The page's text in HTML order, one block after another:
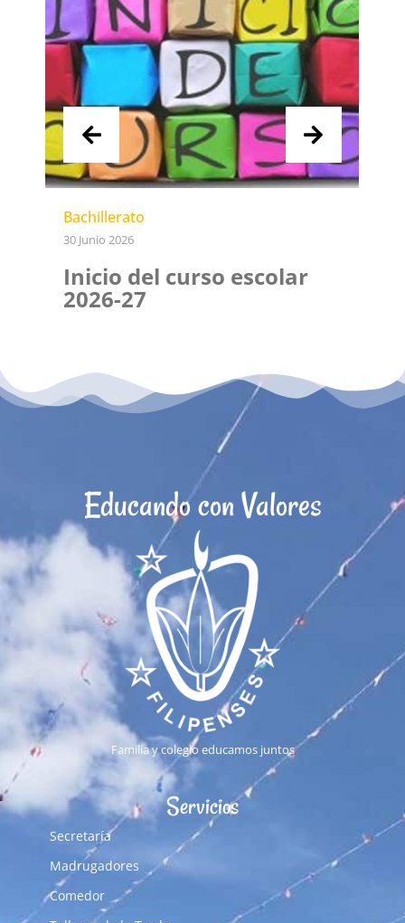
Bachillerato
30 Junio 2026
Inicio del curso escolar
2026-27
Educando con Valores
Familia y colegio educamos juntos
Servicios
Secretaría
Madrugadores
Comedor